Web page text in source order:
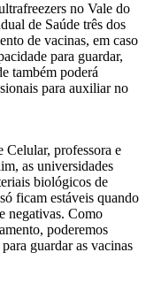
no Vale do
de Saúde três dos
de vacinas, em caso
para guardar,
também poderá
para auxiliar no
professora e
as universidades
biológicos de
ficam estáveis quando
negativas. Como
poderemos
guardar as vacinas